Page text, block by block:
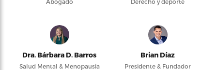
Abogado Derecho y deporte
Dra. Bárbara D. Barros
Salud Mental & Menopausia
Brian Díaz
Presidente & Fundador